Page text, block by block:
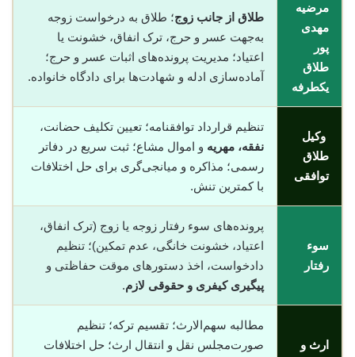
مرضیه
مهدی
پور
طلاق
یکطرفه
طلاق از جانب زوج؛ طلاق به درخواست زوجه
به‌جهت عسر و حرج، ترک انفاق، خشونت یا
اعتیاد؛ مدیریت پرونده‌های اثبات عسر و حرج؛
آماده‌سازی ادله و شهادت‌ها برای دادگاه خانواده.
وکیل
طلاق
توافقی
تنظیم قرارداد توافقنامه؛ تعیین تکلیف حضانت،
نفقه، مهریه و اموال مشاع؛ ثبت سریع در دفاتر
رسمی؛ مذاکره و میانجی‌گری برای حل اختلافات
با کمترین تنش.
سوء
رفتار
پرونده‌های سوء رفتار زوجه یا زوج (ترک انفاق،
اعتیاد، خشونت خانگی، عدم تمکین)؛ تنظیم
دادخواست، اخذ دستورهای موقت حفاظتی و
پیگیری کیفری و حقوقی لازم.
ارث و
مطالبه سهم‌الارث؛ تقسیم ترکه؛ تنظیم
صورت‌مجلس نقل و انتقال ارث؛ حل اختلافات